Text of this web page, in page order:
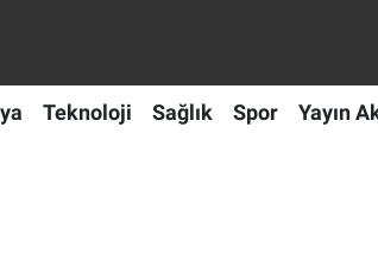
Teknoloji Sağlık Spor Yayın